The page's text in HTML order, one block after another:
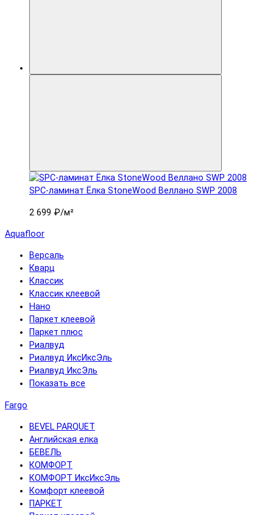
SPC-ламинат Ëлка StoneWood Веллано SWP 2008
2 699 ₽/м²
Aquafloor
Версаль
Кварц
Классик
Классик клеевой
Нано
Паркет клеевой
Паркет плюс
Риалвуд
Риалвуд ИксИксЭль
Риалвуд ИксЭль
Показать все
Fargo
BEVEL PARQUET
Английская елка
БЕВЕЛЬ
КОМФОРТ
КОМФОРТ ИксИксЭль
Комфорт клеевой
ПАРКЕТ